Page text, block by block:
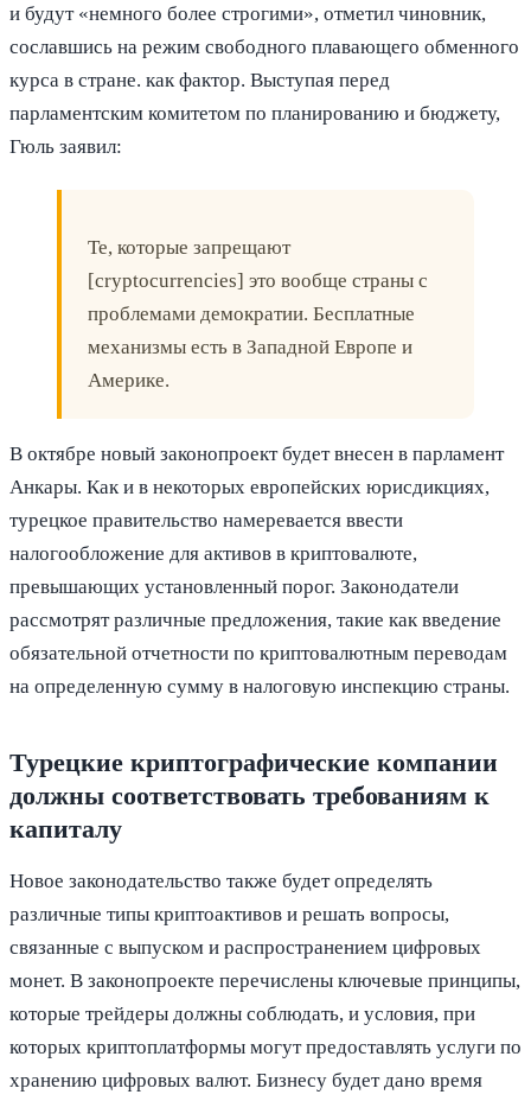
и будут «немного более строгими», отметил чиновник,
сославшись на режим свободного плавающего обменного
курса в стране. как фактор. Выступая перед
парламентским комитетом по планированию и бюджету,
Гюль заявил:
Те, которые запрещают
[cryptocurrencies] это вообще страны с
проблемами демократии. Бесплатные
механизмы есть в Западной Европе и
Америке.
В октябре новый законопроект будет внесен в парламент
Анкары. Как и в некоторых европейских юрисдикциях,
турецкое правительство намеревается ввести
налогообложение для активов в криптовалюте,
превышающих установленный порог. Законодатели
рассмотрят различные предложения, такие как введение
обязательной отчетности по криптовалютным переводам
на определенную сумму в налоговую инспекцию страны.
Турецкие криптографические компании
должны соответствовать требованиям к
капиталу
Новое законодательство также будет определять
различные типы криптоактивов и решать вопросы,
связанные с выпуском и распространением цифровых
монет. В законопроекте перечислены ключевые принципы,
которые трейдеры должны соблюдать, и условия, при
которых криптоплатформы могут предоставлять услуги по
хранению цифровых валют. Бизнесу будет дано время